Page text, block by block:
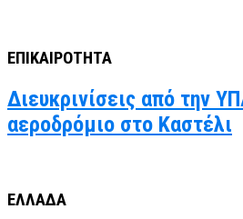
ΕΠΙΚΑΙΡΟΤΗΤΑ
Διευκρινίσεις από την
αεροδρόμιο στο Καστέλι
ΕΛΛΑΔΑ